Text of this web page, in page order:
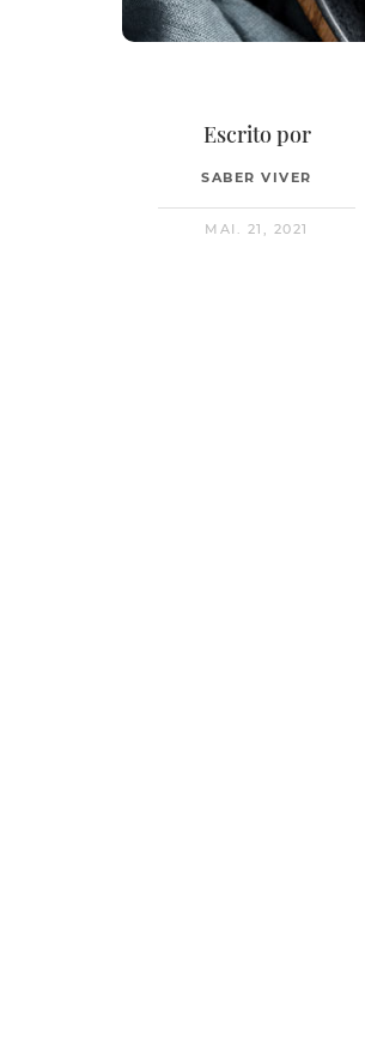
Escrito por
SABER VIVER
MAI. 21, 2021